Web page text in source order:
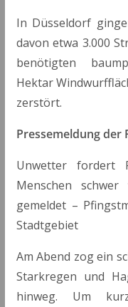
In Düsseldorf
davon etwa 3.000
benötigten
Hektar
zerstört.
Pressemeldung der
Unwetter fordert
Menschen
gemeldet –
Stadtgebiet
Am Abend zog ein
Starkregen und
hinweg. Um